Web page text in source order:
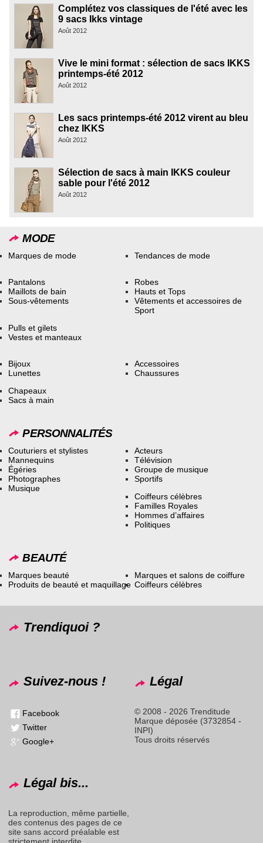
Complétez vos classiques de l'été avec les
9 sacs Ikks vintage
Août 2012
Vive le mini format : sélection de sacs IKKS
printemps-été 2012
Août 2012
Les sacs printemps-été 2012 virent au bleu
chez IKKS
Août 2012
Sélection de sacs à main IKKS couleur
sable pour l'été 2012
Août 2012
MODE
Marques de mode Tendances de mode
Pantalons
Maillots de bain
Sous-vêtements
Robes
Hauts et Tops
Vêtements et accessoires de
Sport
Pulls et gilets
Vestes et manteaux
Bijoux
Lunettes
Accessoires
Chaussures
Chapeaux
Sacs à main
PERSONNALITÉS
Couturiers et stylistes
Mannequins
Égéries
Photographes
Musique
Acteurs
Télévision
Groupe de musique
Sportifs
Coiffeurs célèbres
Familles Royales
Hommes d’affaires
Politiques
BEAUTÉ
Marques beauté
Produits de beauté et maquillage
Marques et salons de coiffure
Coiffeurs célèbres
Trendiquoi ?
Suivez-nous !
Facebook
Twitter
Google+
Légal
© 2008 - 2026 Trenditude
Marque déposée (3732854 -
INPI)
Tous droits réservés
Légal bis...
La reproduction, même partielle,
des contenus des pages de ce
site sans accord préalable est